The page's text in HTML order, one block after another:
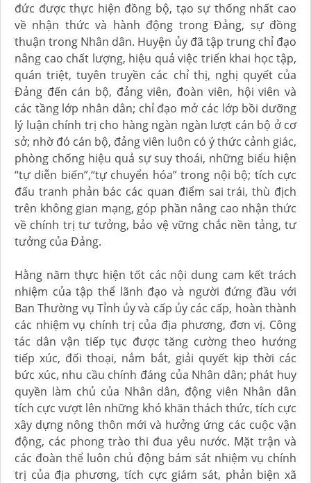
đức được thực hiện đồng bộ, tạo sự thống nhất cao
về nhận thức và hành động trong Đảng, sự đồng
thuận trong Nhân dân. Huyện ủy đã tập trung chỉ đạo
nâng cao chất lượng, hiệu quả việc triển khai học tập,
quán triệt, tuyên truyền các chỉ thị, nghị quyết của
Đảng đến cán bộ, đảng viên, đoàn viên, hội viên và
các tầng lớp nhân dân; chỉ đạo mở các lớp bồi dưỡng
lý luận chính trị cho hàng ngàn ngàn lượt cán bộ ở cơ
sở; nhờ đó cán bộ, đảng viên luôn có ý thức cảnh giác,
phòng chống hiệu quả sự suy thoái, những biểu hiện
“tự diễn biến”,“tự chuyển hóa” trong nội bộ; tích cực
đấu tranh phản bác các quan điểm sai trái, thù địch
trên không gian mạng, góp phần nâng cao nhận thức
về chính trị tư tưởng, bảo vệ vững chắc nền tảng, tư
tưởng của Đảng.
Hằng năm thực hiện tốt các nội dung cam kết trách
nhiệm của tập thể lãnh đạo và người đứng đầu với
Ban Thường vụ Tỉnh ủy và cấp ủy các cấp, hoàn thành
các nhiệm vụ chính trị của địa phương, đơn vị. Công
tác dân vận tiếp tục được tăng cường theo hướng
tiếp xúc, đối thoại, nắm bắt, giải quyết kịp thời các
bức xúc, nhu cầu chính đáng của Nhân dân; phát huy
quyền làm chủ của Nhân dân, động viên Nhân dân
tích cực vượt lên những khó khăn thách thức, tích cực
xây dựng nông thôn mới và hưởng ứng các cuộc vận
động, các phong trào thi đua yêu nước. Mặt trận và
các đoàn thể luôn chủ động bám sát nhiệm vụ chính
trị của địa phương, tích cực giám sát, phản biện xã